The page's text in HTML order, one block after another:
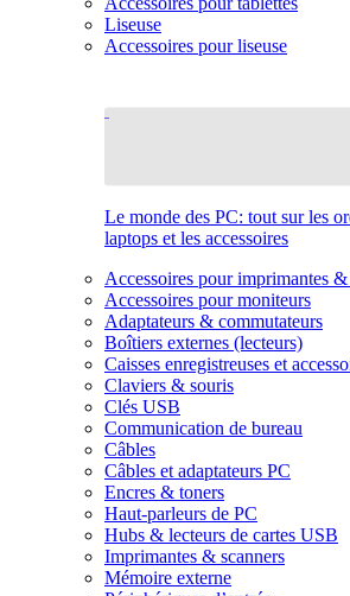
Liseuse
Accessoires pour liseuse
Le monde des PC: tout sur les
laptops et les accessoires
Accessoires pour imprimantes &
Accessoires pour moniteurs
Adaptateurs & commutateurs
Boîtiers externes (lecteurs)
Caisses enregistreuses et
Claviers & souris
Clés USB
Communication de bureau
Câbles
Câbles et adaptateurs PC
Encres & toners
Haut-parleurs de PC
Hubs & lecteurs de cartes USB
Imprimantes & scanners
Mémoire externe